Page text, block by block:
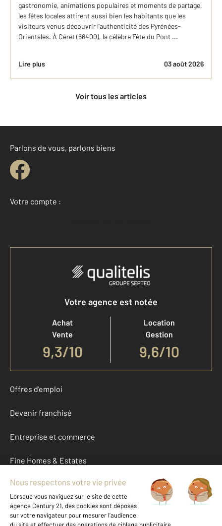
gastronomie, animations populaires et moments de partage,
les fêtes locales attirent aussi bien les habitants que les
visiteurs venus découvrir l'authenticité des Pyrénées-
Orientales. À Céret (66400), la célèbre Fête du Pont ...
Lire plus 03 août 2026
Voir tous les articles
Parlons de vous, parlons biens
Votre compte :
Accéder à mon compte
Votre agence est notée
Achat
Vente
9,3/10
Location
Gestion
9,6/10
Offres d'emploi
Devenir franchisé
Entreprise et commerce
Fine Homes & Estates
À propos
International